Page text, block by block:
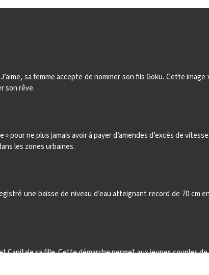
sa femme accepte de nommer son fils Goku. Cette
son rêve.
ne plus jamais avoir à payer d’amendes d’excès de
les zones urbaines.
une baisse de niveau d’eau atteignant record de 70 cm
Capitale sa fille. Cette démarche permet aux jeunes couples